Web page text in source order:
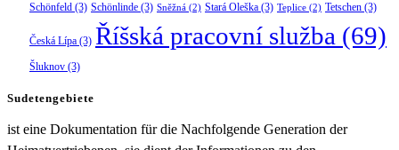
Schönfeld (3) Schönlinde (3) Sněžná (2) Stará Oleška (3) Teplice (2) Tetschen (3)
Česká Lípa (3) Říšská pracovní služba (69)
Šluknov (3)
Sudetengebiete
ist eine Dokumentation für die Nachfolgende Generation der